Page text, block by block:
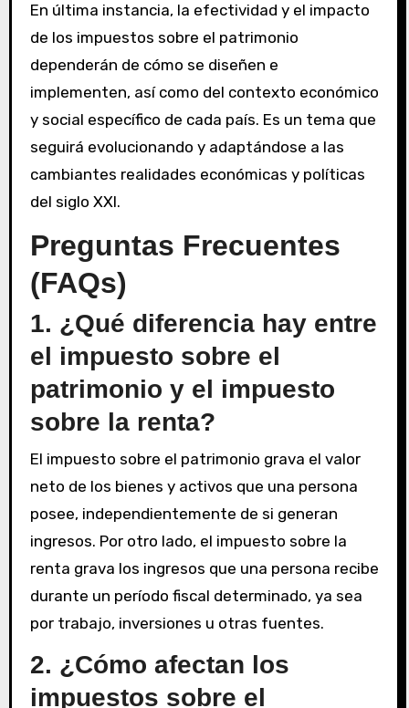
En última instancia, la efectividad y el impacto
de los impuestos sobre el patrimonio
dependerán de cómo se diseñen e
implementen, así como del contexto económico
y social específico de cada país. Es un tema que
seguirá evolucionando y adaptándose a las
cambiantes realidades económicas y políticas
del siglo XXI.
Preguntas Frecuentes
(FAQs)
1. ¿Qué diferencia hay entre
el impuesto sobre el
patrimonio y el impuesto
sobre la renta?
El impuesto sobre el patrimonio grava el valor
neto de los bienes y activos que una persona
posee, independientemente de si generan
ingresos. Por otro lado, el impuesto sobre la
renta grava los ingresos que una persona recibe
durante un período fiscal determinado, ya sea
por trabajo, inversiones u otras fuentes.
2. ¿Cómo afectan los
impuestos sobre el